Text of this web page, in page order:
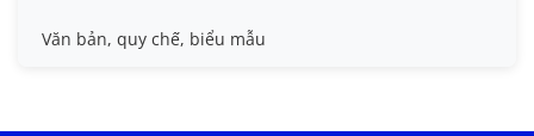
Văn bản, quy chế, biểu mẫu